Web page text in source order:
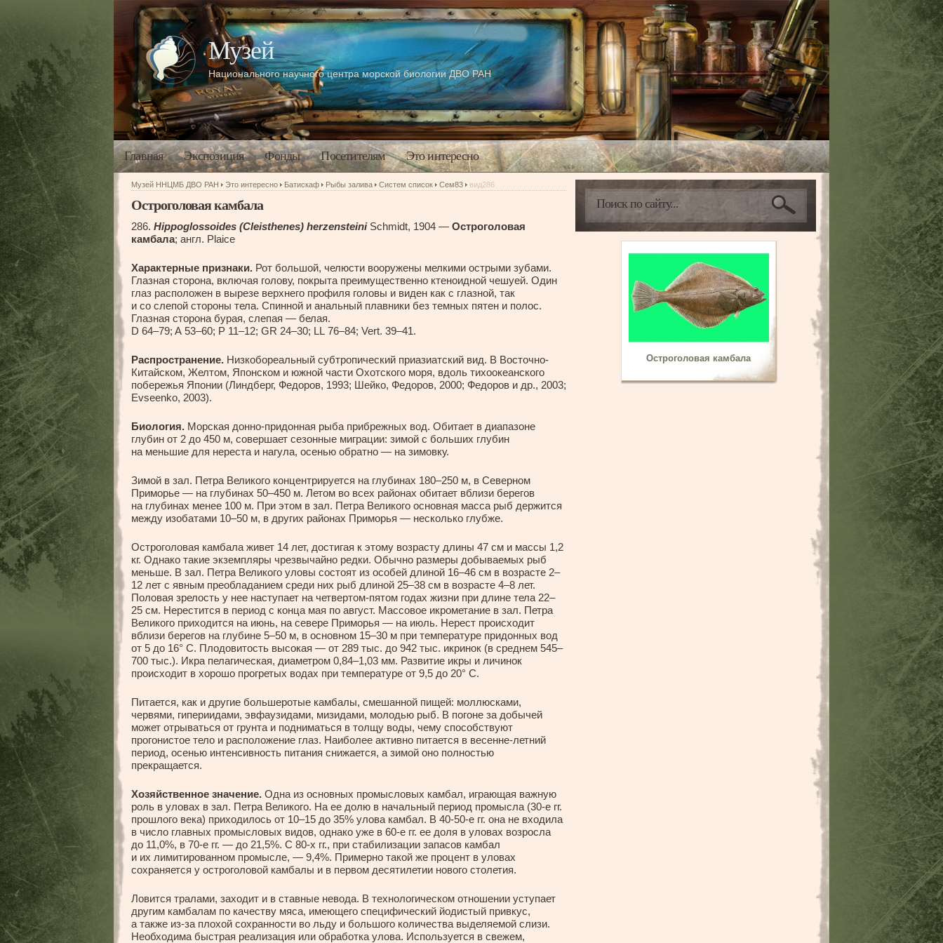
Музей
Национального научного центра морской биологии ДВО РАН
Главная Экспозиция Фонды Посетителям Это интересно
Остроголовая камбала
Музей ННЦМБ ДВО РАН Это интересно Батискаф Рыбы залива Систем список Сем83 вид286
Остроголовая камбала
286. Hippoglossoides (Cleisthenes) herzensteiniSchmidt, 1904 — Остроголовая
камбала; англ. Plaice
Характерные признаки. Рот большой, челюсти вооружены мелкими острыми зубами.
Глазная сторона, включая голову, покрыта преимущественно ктеноидной чешуей. Один
глаз расположен в вырезе верхнего профиля головы и виден как с глазной, так
и со слепой стороны тела. Спинной и анальный плавники без темных пятен и полос.
Глазная сторона бурая, слепая — белая.
D 64–79; A 53–60; P 11–12; GR 24–30; LL 76–84; Vert. 39–41.
Распространение. Низкобореальный субтропический приазиатский вид. В Восточно-
Китайском, Желтом, Японском и южной части Охотского моря, вдоль тихоокеанского
побережья Японии (Линдберг, Федоров, 1993; Шейко, Федоров, 2000; Федоров и др., 2003;
Evseenko, 2003).
Биология. Морская донно-придонная рыба прибрежных вод. Обитает в диапазоне
глубин от 2 до 450 м, совершает сезонные миграции: зимой с больших глубин
на меньшие для нереста и нагула, осенью обратно — на зимовку.
Зимой в зал. Петра Великого концентрируется на глубинах 180–250 м, в Северном
Приморье — на глубинах 50–450 м. Летом во всех районах обитает вблизи берегов
на глубинах менее 100 м. При этом в зал. Петра Великого основная масса рыб держится
между изобатами 10–50 м, в других районах Приморья — несколько глубже.
Остроголовая камбала живет 14 лет, достигая к этому возрасту длины 47 см и массы 1,2
кг. Однако такие экземпляры чрезвычайно редки. Обычно размеры добываемых рыб
меньше. В зал. Петра Великого уловы состоят из особей длиной 16–46 см в возрасте 2–
12 лет с явным преобладанием среди них рыб длиной 25–38 см в возрасте 4–8 лет.
Половая зрелость у нее наступает на четвертом-пятом годах жизни при длине тела 22–
25 см. Нерестится в период с конца мая по август. Массовое икрометание в зал. Петра
Великого приходится на июнь, на севере Приморья — на июль. Нерест происходит
вблизи берегов на глубине 5–50 м, в основном 15–30 м при температуре придонных вод
от 5 до 16° С. Плодовитость высокая — от 289 тыс. до 942 тыс. икринок (в среднем 545–
700 тыс.). Икра пелагическая, диаметром 0,84–1,03 мм. Развитие икры и личинок
происходит в хорошо прогретых водах при температуре от 9,5 до 20° С.
Питается, как и другие большеротые камбалы, смешанной пищей: моллюсками,
червями, гипериидами, эвфаузидами, мизидами, молодью рыб. В погоне за добычей
может отрываться от грунта и подниматься в толщу воды, чему способствуют
прогонистое тело и расположение глаз. Наиболее активно питается в весенне-летний
период, осенью интенсивность питания снижается, а зимой оно полностью
прекращается.
Хозяйственное значение. Одна из основных промысловых камбал, играющая важную
роль в уловах в зал. Петра Великого. На ее долю в начальный период промысла (30-е гг.
прошлого века) приходилось от 10–15 до 35% улова камбал. В 40-50-е гг. она не входила
в число главных промысловых видов, однако уже в 60-е гг. ее доля в уловах возросла
до 11,0%, в 70-е гг. — до 21,5%. С 80-х гг., при стабилизации запасов камбал
и их лимитированном промысле, — 9,4%. Примерно такой же процент в уловах
сохраняется у остроголовой камбалы и в первом десятилетии нового столетия.
Ловится тралами, заходит и в ставные невода. В технологическом отношении уступает
другим камбалам по качеству мяса, имеющего специфический йодистый привкус,
а также из-за плохой сохранности во льду и большого количества выделяемой слизи.
Необходима быстрая реализация или обработка улова. Используется в свежем,